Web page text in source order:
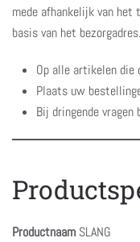
mede afhankelijk van het
basis van het bezorgadres.
Op alle artikelen die
Plaats uw
Bij dringende
Productnaam SLANG